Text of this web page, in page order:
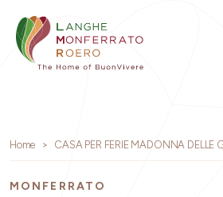
Home CASA PER FERIE MADONNA DELLE
MONFERRATO